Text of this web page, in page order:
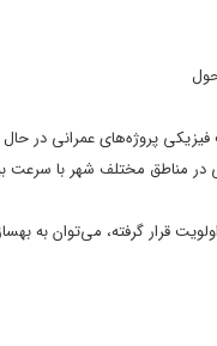
پروژه‌های عمرانی در
در مناطق مختلف شهر با
اولویت قرار گرفته،